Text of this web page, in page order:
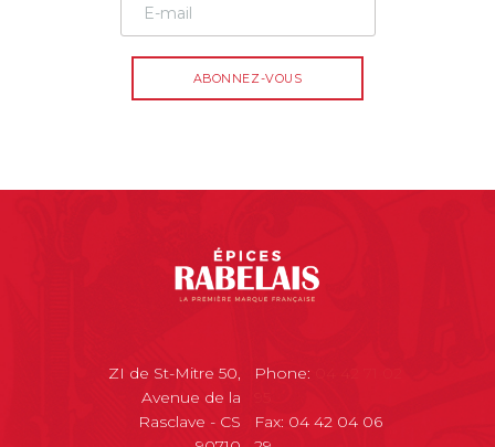
Phone:
Fax: 04 42 04 06
ZI de St-Mitre 50,
Avenue de la
Rasclave - CS